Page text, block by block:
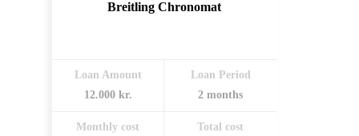
Breitling Chronomat
Loan Amount
12.000 kr.
Loan Period
2 months
Monthly cost
Total cost